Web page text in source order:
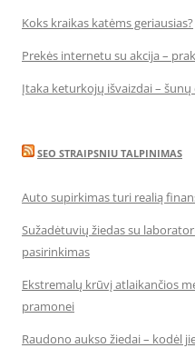
Koks kraikas katėms geriausias?
Prekės internetu su akcija –
Įtaka keturkojų išvaizdai – šunų
SEO STRAIPSNIU TALPINIMAS
Auto supirkimas turi realią
Sužadėtuvių žiedas su
pasirinkimas
Ekstremalų krūvį atlaikančios
pramonei
Raudono aukso žiedai – kodėl